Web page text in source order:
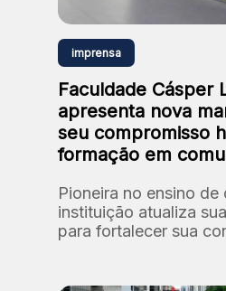
imprensa
Faculdade Cásper
apresenta nova
seu compromisso
formação em
Pioneira no ensino de
instituição atualiza
para fortalecer sua